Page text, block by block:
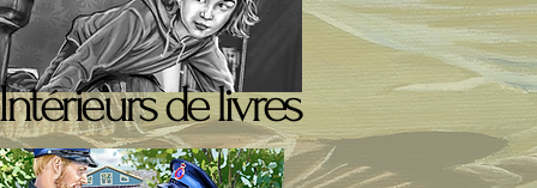
de livres